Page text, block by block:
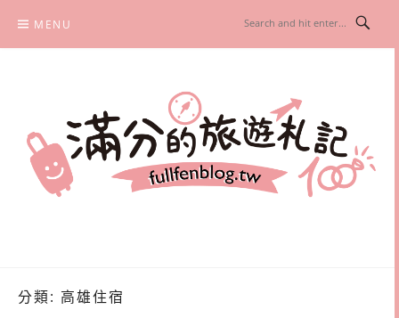
content
MENU
分類: 高雄住宿